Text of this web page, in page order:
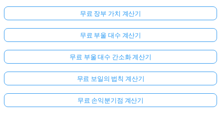
무료 장부 가치 계산기
무료 부울 대수 계산기
무료 부울 대수 간소화 계산기
무료 보일의 법칙 계산기
무료 손익분기점 계산기